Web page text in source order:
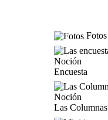
Fotos
Encuesta
Las Columnas